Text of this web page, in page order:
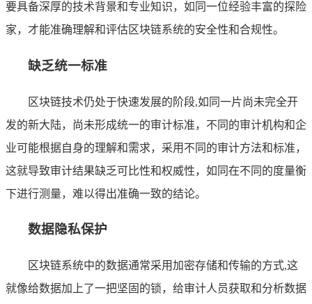
要具备深厚的技术背景和专业知识，如同一位经验丰富的探险
家，才能准确理解和评估区块链系统的安全性和合规性。
缺乏统一标准
区块链技术仍处于快速发展的阶段,如同一片尚未完全开
发的新大陆，尚未形成统一的审计标准，不同的审计机构和企
业可能根据自身的理解和需求，采用不同的审计方法和标准，
这就导致审计结果缺乏可比性和权威性，如同在不同的度量衡
下进行测量，难以得出准确一致的结论。
数据隐私保护
区块链系统中的数据通常采用加密存储和传输的方式,这
就像给数据加上了一把坚固的锁，给审计人员获取和分析数据